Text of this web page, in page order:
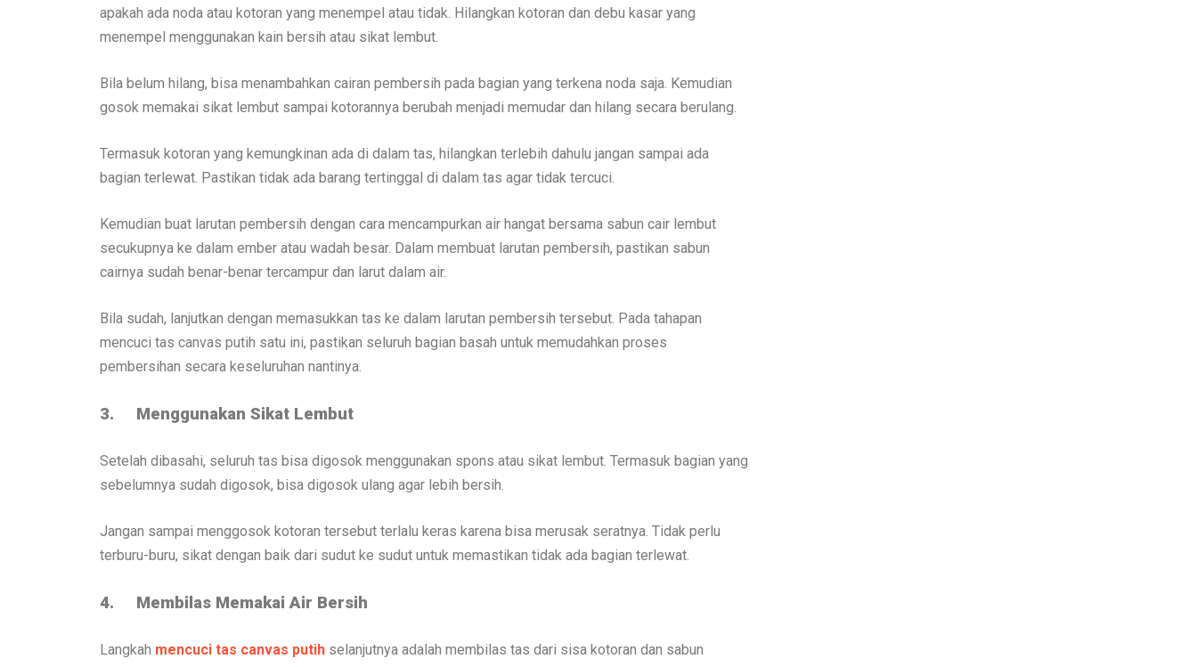
apakah ada noda atau kotoran yang menempel atau tidak. Hilangkan kotoran dan debu kasar yang
menempel menggunakan kain bersih atau sikat lembut.
Bila belum hilang, bisa menambahkan cairan pembersih pada bagian yang terkena noda saja. Kemudian
gosok memakai sikat lembut sampai kotorannya berubah menjadi memudar dan hilang secara berulang.
Termasuk kotoran yang kemungkinan ada di dalam tas, hilangkan terlebih dahulu jangan sampai ada
bagian terlewat. Pastikan tidak ada barang tertinggal di dalam tas agar tidak tercuci.
Kemudian buat larutan pembersih dengan cara mencampurkan air hangat bersama sabun cair lembut
secukupnya ke dalam ember atau wadah besar. Dalam membuat larutan pembersih, pastikan sabun
cairnya sudah benar-benar tercampur dan larut dalam air.
Bila sudah, lanjutkan dengan memasukkan tas ke dalam larutan pembersih tersebut. Pada tahapan
mencuci tas canvas putih satu ini, pastikan seluruh bagian basah untuk memudahkan proses
pembersihan secara keseluruhan nantinya.
3. Menggunakan Sikat Lembut
Setelah dibasahi, seluruh tas bisa digosok menggunakan spons atau sikat lembut. Termasuk bagian yang
sebelumnya sudah digosok, bisa digosok ulang agar lebih bersih.
Jangan sampai menggosok kotoran tersebut terlalu keras karena bisa merusak seratnya. Tidak perlu
terburu-buru, sikat dengan baik dari sudut ke sudut untuk memastikan tidak ada bagian terlewat.
4. Membilas Memakai Air Bersih
Langkah mencuci tas canvas putih selanjutnya adalah membilas tas dari sisa kotoran dan sabun